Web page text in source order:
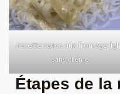
recette sauce aux fromage
sans crème
Étapes de la